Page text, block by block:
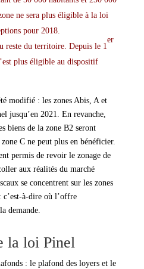
ne sera plus éligible à la loi
pour 2018.
reste du territoire. Depuis le 1
er
plus éligible au dispositif
modifié : les zones Abis, A et
jusqu’en 2021. En revanche,
biens de la zone B2 seront
C ne peut plus en bénéficier.
permis de revoir le zonage de
aux réalités du marché
se concentrent sur les zones
c’est-à-dire où l’offre
demande.
la loi Pinel
: le plafond des loyers et le